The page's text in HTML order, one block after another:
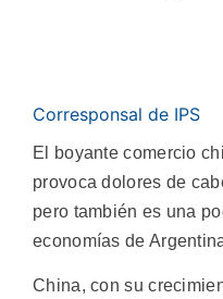
Corresponsal de IPS
El boyante comercio
provoca dolores de
pero también es una
economías de
China, con su